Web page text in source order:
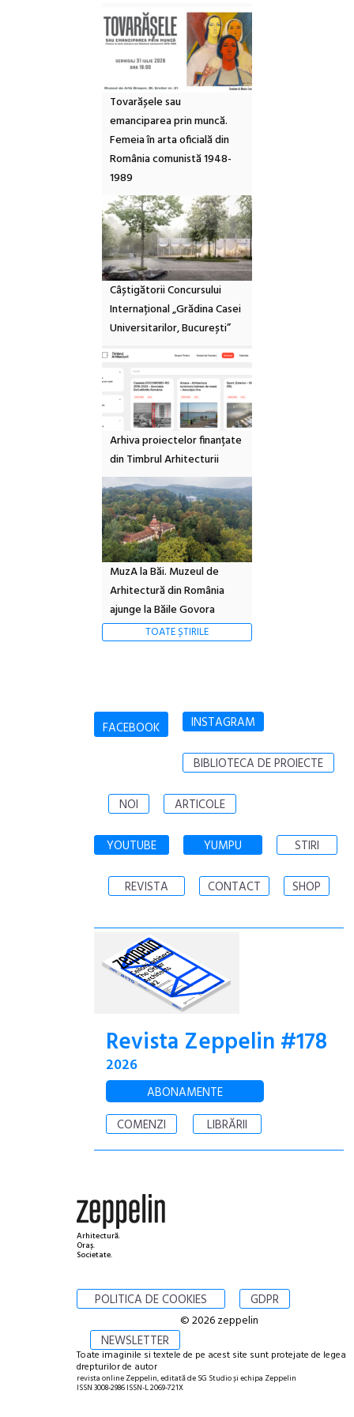
Tovarășele sau
emanciparea prin muncă.
Femeia în arta oficială din
România comunistă 1948-
1989
Câștigătorii Concursului
Internațional „Grădina Casei
Universitarilor, București”
Arhiva proiectelor finanțate
din Timbrul Arhitecturii
MuzA la Băi. Muzeul de
Arhitectură din România
ajunge la Băile Govora
TOATE ȘTIRILE
FACEBOOK INSTAGRAM
BIBLIOTECA DE PROIECTE
NOI ARTICOLE
YOUTUBE YUMPU STIRI
REVISTA CONTACT SHOP
Revista Zeppelin #178
2026
ABONAMENTE
COMENZI
LIBRĂRII
Arhitectură.
Oraș.
Societate.
POLITICA DE COOKIES GDPR
NEWSLETTER
© 2026 zeppelin
Toate imaginile si textele de pe acest site sunt protejate de legea
drepturilor de autor
revista online Zeppelin, editată de SG Studio și echipa Zeppelin
ISSN 3008-2986 ISSN-L 2069-721X